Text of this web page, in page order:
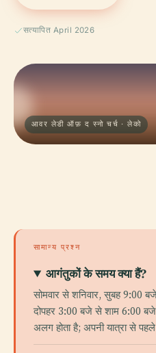
सत्यापित April 2026
आवर लेडी ऑफ़ द स्नो चर्च · लेको
सामान्य प्रश्न
आगंतुकों के समय क्या हैं?
सोमवार से शनिवार, सुबह 9:00
दोपहर 3:00 बजे से शाम 6:00
अलग होता है; अपनी यात्रा से